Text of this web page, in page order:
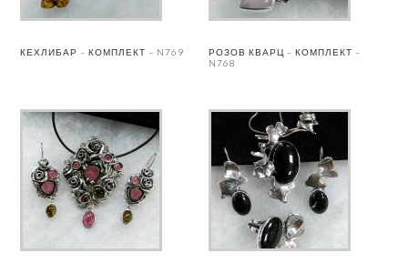
КЕХЛИБАР – КОМПЛЕКТ – N769
РОЗОВ КВАРЦ – КОМПЛЕКТ –
N768